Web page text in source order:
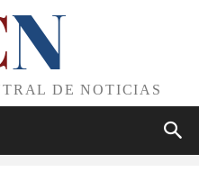
N
DE NOTICIAS